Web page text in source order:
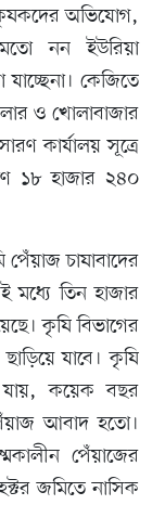
অভিযোগ,
নন ইউরিয়া
কেজিতে
ও খোলাবাজার
কার্যালয় সূত্রে
১৮ হাজার ২৪০
চাষাবাদের
মধ্যে তিন হাজার
কৃষি বিভাগের
যাবে। কৃষি
যায়, কয়েক বছর
আবাদ হতো।
পেঁয়াজের
জমিতে নাসিক